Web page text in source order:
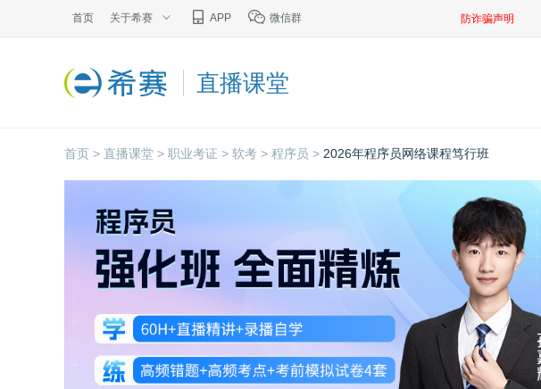
首页 关于希赛 APP 微信群 防诈骗声明
直播课堂
首页 > 直播课堂 > 职业考证 > 软考 > 程序员 > 2026年程序员网络课程笃行班